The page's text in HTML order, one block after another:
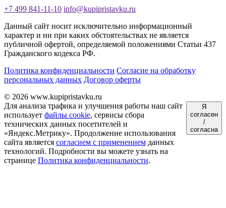
+7 499 841-11-10 info@kupipristavku.ru
Данный сайт носит исключительно информационный
характер и ни при каких обстоятельствах не является
публичной офертой, определяемой положениями Статьи 437
Гражданского кодекса РФ.
Политика конфиденциальности Согласие на обработку
персональных данных Договор оферты
© 2026 www.kupipristavku.ru
Для анализа трафика и улучшения работы наш сайт
использует файлы cookie, сервисы сбора
технических данных посетителей и
«Яндекс.Метрику». Продолжение использования
сайта является согласием с применением данных
технологий. Подробности вы можете узнать на
странице Политика конфиденциальности.
Я
согласен
/
согласна